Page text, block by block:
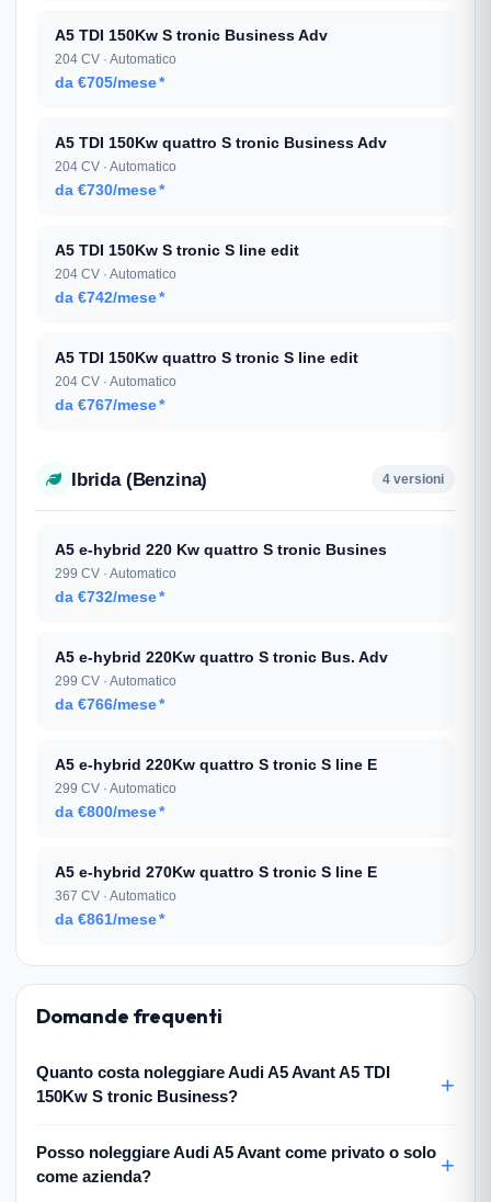
A5 TDI 150Kw S tronic Business Adv
204 CV · Automatico
da €705/mese*
A5 TDI 150Kw quattro S tronic Business Adv
204 CV · Automatico
da €730/mese*
A5 TDI 150Kw S tronic S line edit
204 CV · Automatico
da €742/mese*
A5 TDI 150Kw quattro S tronic S line edit
204 CV · Automatico
da €767/mese*
Ibrida (Benzina) 4 versioni
A5 e-hybrid 220 Kw quattro S tronic Busines
299 CV · Automatico
da €732/mese*
A5 e-hybrid 220Kw quattro S tronic Bus. Adv
299 CV · Automatico
da €766/mese*
A5 e-hybrid 220Kw quattro S tronic S line E
299 CV · Automatico
da €800/mese*
A5 e-hybrid 270Kw quattro S tronic S line E
367 CV · Automatico
da €861/mese*
Domande frequenti
Quanto costa noleggiare Audi A5 Avant A5 TDI
150Kw S tronic Business?
Posso noleggiare Audi A5 Avant come privato o solo
come azienda?